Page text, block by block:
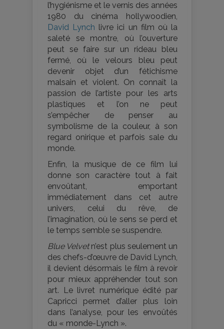
l’hygiénisme et le vernis des années
1980 du cinéma hollywoodien,
David Lynch livre ici un film où la
saleté se montre, où l’ouverture
peut se faire sur un rideau bleu
fermé, où le velours bleu peut
devenir objet d’un fétichisme
malsain et violent. On connaît la
passion de l’artiste pour les arts
plastiques et l’on ne peut
s’empêcher de penser au
symbolisme de la couleur, à son
regard onirique et parfois sale du
monde.
Enfin, la musique de ce film lui
donne son caractère tout à fait
envoûtant, emportant
immédiatement dans cet autre
univers, celui du rêve, de
l’imagination, où le sens se perd et
le temps semble se suspendre.
Blue Velvetn’est plus seulement un
des chefs-d’œuvre de David Lynch,
il devient désormais le film à revoir
pour mieux appréhender tout son
art. Le livret numérique édité par
Capricci permet d’aller plus loin
dans l’analyse, pour les envoûtés
du « monde-Lynch ».